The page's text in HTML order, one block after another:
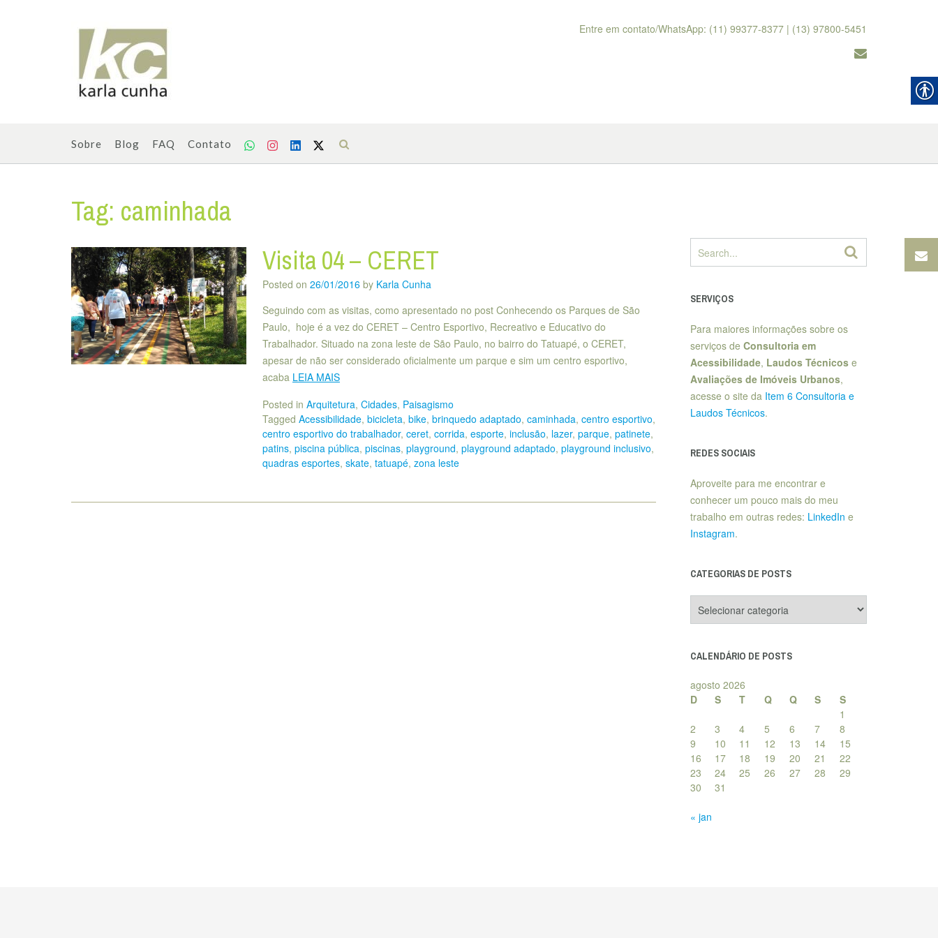
Entre em contato/WhatsApp: (11) 99377-8377 | (13) 97800-5451
Sobre Blog FAQ Contato
Tag: caminhada
Visita 04 – CERET
Posted on 26/01/2016by Karla Cunha
Seguindo com as visitas, como apresentado no post Conhecendo os Parques de São
Paulo, hoje é a vez do CERET – Centro Esportivo, Recreativo e Educativo do
Trabalhador. Situado na zona leste de São Paulo, no bairro do Tatuapé, o CERET,
apesar de não ser considerado oficialmente um parque e sim um centro esportivo,
acaba LEIA MAIS
Posted in Arquitetura, Cidades, Paisagismo
Tagged Acessibilidade, bicicleta, bike, brinquedo adaptado, caminhada, centro esportivo,
centro esportivo do trabalhador, ceret, corrida, esporte, inclusão, lazer, parque, patinete,
patins, piscina pública, piscinas, playground, playground adaptado, playground inclusivo,
quadras esportes, skate, tatuapé, zona leste
SERVIÇOS
Para maiores informações sobre os
serviços de Consultoria em
Acessibilidade, Laudos Técnicose
Avaliações de Imóveis Urbanos,
acesse o site da Item 6 Consultoria e
Laudos Técnicos.
REDES SOCIAIS
Aproveite para me encontrar e
conhecer um pouco mais do meu
trabalho em outras redes: LinkedIn e
Instagram.
CATEGORIAS DE POSTS
de
CALENDÁRIO DE POSTS
agosto 2026
D
S T Q Q S
S
1
2
3 4 5 6 7
8
9
10 11 12 13 14
15
16
17 18 19 20 21
22
23
24 25 26 27 28
29
30
31
« jan